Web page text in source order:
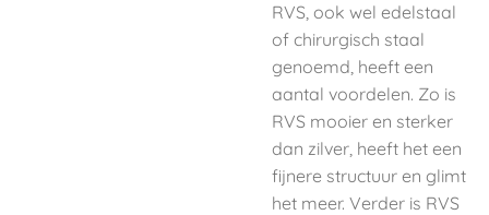
RVS, ook wel edelstaal
of chirurgisch staal
genoemd, heeft een
aantal voordelen. Zo is
RVS mooier en sterker
dan zilver, heeft het een
fijnere structuur en glimt
het meer. Verder is RVS